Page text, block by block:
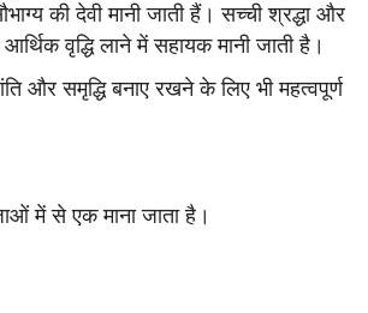
की देवी मानी जाती हैं। सच्ची श्रद्धा और
वृद्धि लाने में सहायक मानी जाती है।
और समृद्धि बनाए रखने के लिए भी महत्वपूर्ण
में से एक माना जाता है।